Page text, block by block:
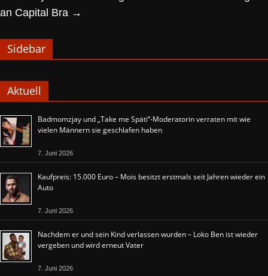
an Capital Bra →
Sidebar
Aktuell
Badmomzjay und „Take me Späti“-Moderatorin verraten mit wie
vielen Männern sie geschlafen haben
7. Juni 2026
Kaufpreis: 15.000 Euro – Mois besitzt erstmals seit Jahren wieder ein
Auto
7. Juni 2026
Nachdem er und sein Kind verlassen wurden – Loko Ben ist wieder
vergeben und wird erneut Vater
7. Juni 2026